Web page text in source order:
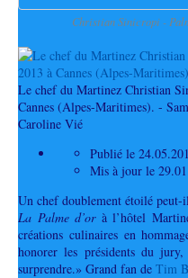
Christian Sinicropi -
Le chef du Martinez Christian
Cannes (Alpes-Maritimes). -
Caroline Vié
Publié le
Mis à jour le
Un chef doublement étoilé
La Palme d’orà l’hôtel
créations culinaires en
honorer les présidents du
surprendre.» Grand fan de Tim